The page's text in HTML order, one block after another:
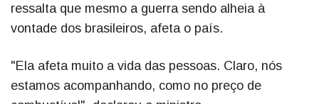
ressalta que mesmo a guerra sendo alheia à
vontade dos brasileiros, afeta o país.
"Ela afeta muito a vida das pessoas. Claro, nós
estamos acompanhando, como no preço de